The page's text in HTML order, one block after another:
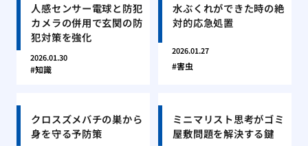
人感センサー電球と防犯
カメラの併用で玄関の防
犯対策を強化
2026.01.30
知識
水ぶくれができた時の絶
対的応急処置
2026.01.27
害虫
クロスズメバチの巣から
身を守る予防策
ミニマリスト思考がゴミ
屋敷問題を解決する鍵